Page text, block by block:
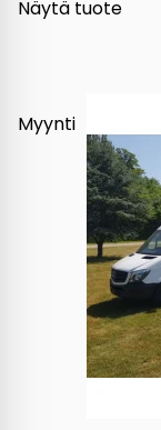
Näytä tuote
Myynti